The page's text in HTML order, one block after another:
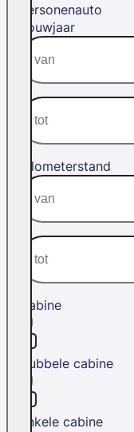
Personenauto
Bouwjaar
Kilometerstand
Cabine
Dubbele cabine
Enkele cabine